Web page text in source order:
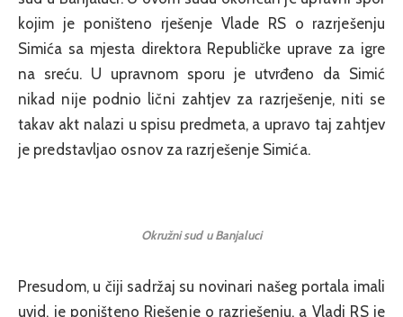
kojim je poništeno rješenje Vlade RS o razrješenju
Simića sa mjesta direktora Republičke uprave za igre
na sreću. U upravnom sporu je utvrđeno da Simić
nikad nije podnio lični zahtjev za razrješenje, niti se
takav akt nalazi u spisu predmeta, a upravo taj zahtjev
je predstavljao osnov za razrješenje Simića.
Okružni sud u Banjaluci
Presudom, u čiji sadržaj su novinari našeg portala imali
uvid, je poništeno Rješenje o razrješenju, a Vladi RS je